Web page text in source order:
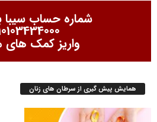
شماره حساب سیبا
واریز کمک های
همایش پیش گیری از سرطان های زنان